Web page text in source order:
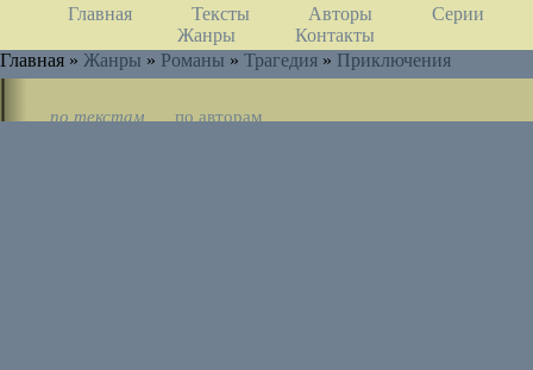
Главная Тексты Авторы
Серии
Жанры
Контакты
Главная » Жанры » Романы » Трагедия » Приключения
по текстам
по авторам